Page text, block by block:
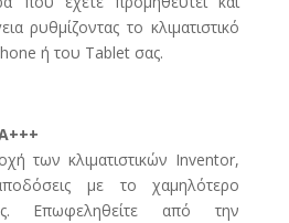
ρυθμίζοντας το κλιματιστικό
ή του Tablet σας.
των κλιματιστικών Inventor,
με το χαμηλότερο
Επωφεληθείτε από την